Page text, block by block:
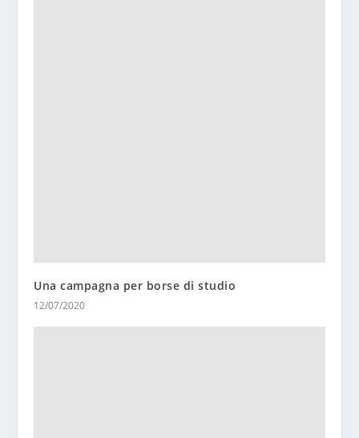
Una campagna per borse di studio
12/07/2020